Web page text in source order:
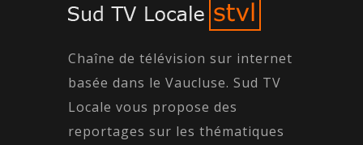
Chaîne de télévision sur internet
basée dans le Vaucluse. Sud TV
Locale vous propose des
reportages sur les thématiques